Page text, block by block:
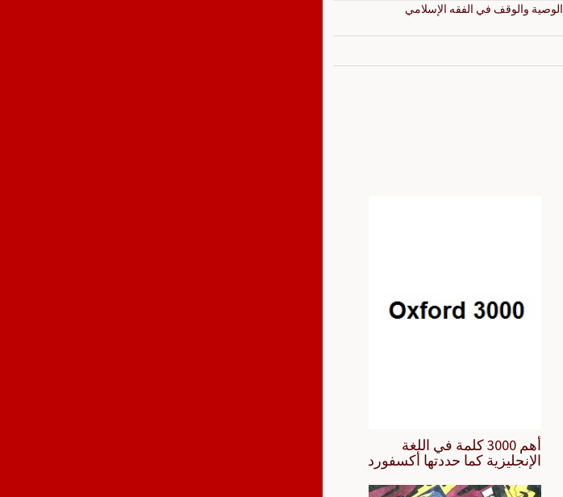
الوصية والوقف في الفقه الإسلامي
أهم 3000 كلمة في اللغة
الإنجليزية كما حددتها أكسفورد